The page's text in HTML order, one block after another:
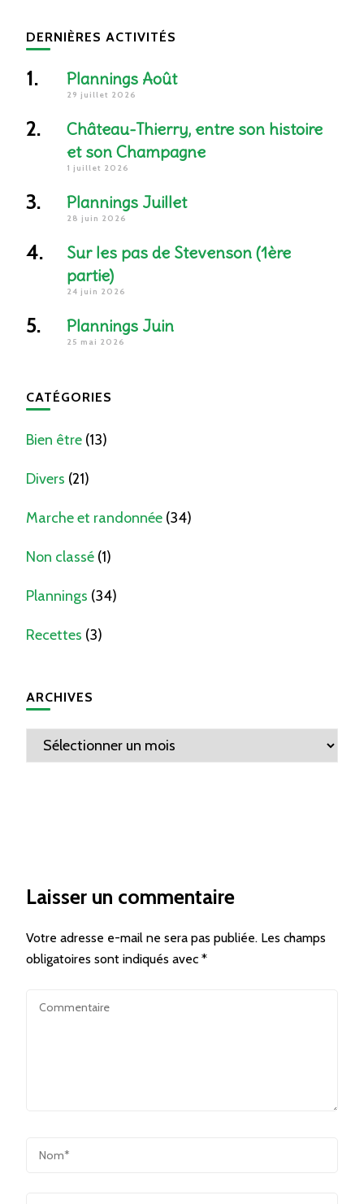
DERNIÈRES ACTIVITÉS
Plannings Août
29 juillet 2026
Château-Thierry, entre son histoire
et son Champagne
1 juillet 2026
Plannings Juillet
28 juin 2026
Sur les pas de Stevenson (1ère
partie)
24 juin 2026
Plannings Juin
25 mai 2026
CATÉGORIES
Bien être (13)
Divers (21)
Marche et randonnée (34)
Non classé (1)
Plannings (34)
Recettes (3)
ARCHIVES
Archives
Laisser un commentaire
Votre adresse e-mail ne sera pas publiée. Les champs
obligatoires sont indiqués avec *